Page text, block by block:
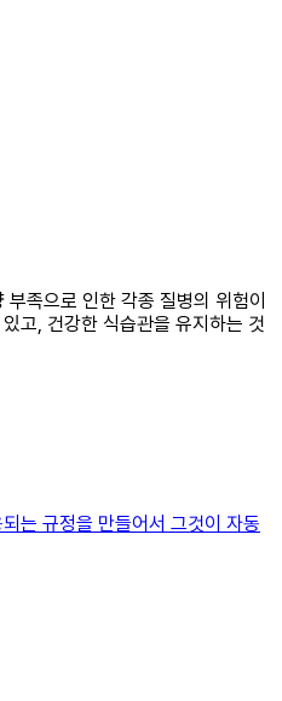
족으로 인한 각종 질병의 위험이
고, 건강한 식습관을 유지하는 것
는 규정을 만들어서 그것이 자동